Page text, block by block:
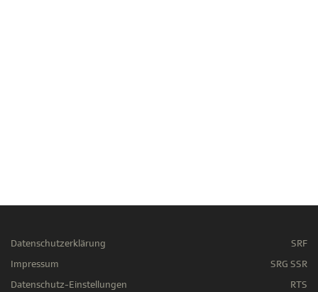
Datenschutzerklärung
Impressum
Datenschutz-Einstellungen
SRF
SRG SSR
RTS